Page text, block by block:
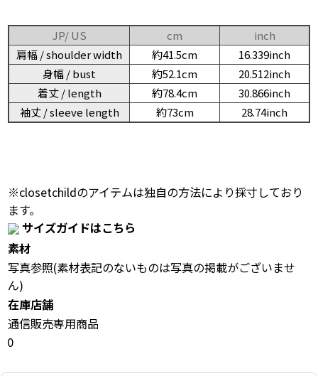
JP/ US cm
inch
肩幅 / shoulder width
約41.5cm
16.339inch
身幅 / bust
約52.1cm
20.512inch
着丈 / length
約78.4cm
30.866inch
袖丈 / sleeve length
約73cm 28.74inch
※closetchildのアイテムは独自の方法により採寸しており
ます。
サイズガイドはこちら
素材
写真参照(素材表記のないものは写真の掲載がございませ
ん)
在庫店舗
通信販売専用商品
0